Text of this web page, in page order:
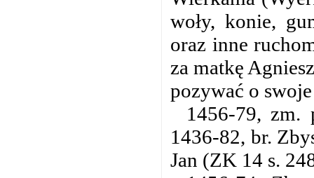
woły, konie,
oraz inne
za matkę
pozywać o
1456-79,
1436-82, br.
Jan (ZK 14 s.